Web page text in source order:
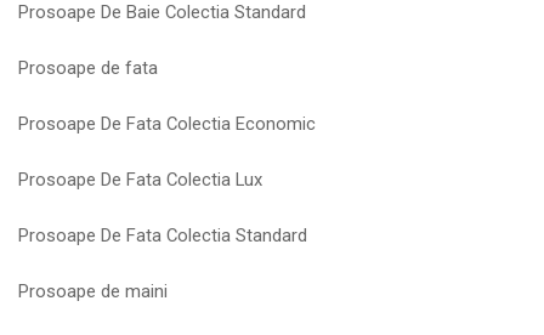
Prosoape De Baie Colectia Standard
Prosoape de fata
Prosoape De Fata Colectia Economic
Prosoape De Fata Colectia Lux
Prosoape De Fata Colectia Standard
Prosoape de maini